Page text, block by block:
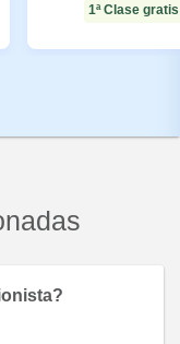
1ª Clase gratis